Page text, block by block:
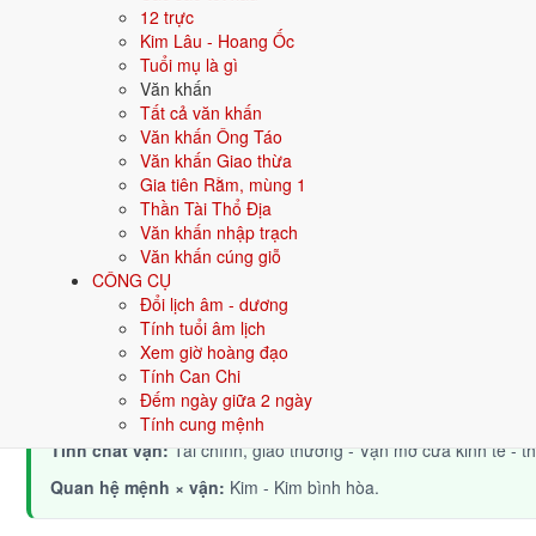
12 trực
Kim Lâu - Hoang Ốc
Tuổi mụ là gì
Văn khấn
Tất cả văn khấn
Văn khấn Ông Táo
Văn khấn Giao thừa
Gia tiên Rằm, mùng 1
Thần Tài Thổ Địa
Văn khấn nhập trạch
Văn khấn cúng giỗ
CÔNG CỤ
Đổi lịch âm - dương
Tính tuổi âm lịch
Xem giờ hoàng đạo
Tính Can Chi
Đếm ngày giữa 2 ngày
Tính cung mệnh
Ý nghĩa nạp âm Kiếm Phong Kim
Người sinh năm1992mang nạp âm
Tượng trưng cho kim loại, sự cứng cáp, sắc bén, kỷ luật. Người
Tìm hiểu chi tiết nạp âm Kiếm Phong Kim: màu hợp, hướng tốt,
Quan hệ Can × Chi (Kim sinh Thủy):
Điểm mạnh:May mắn, được nâng đỡ, dễ thành công nhờ thiên
Điểm cần lưu ý:Có thể bị phụ thuộc hoặc ỷ lại khi quá nhiều
Bối cảnh vận khí khi sinh năm 1992
Người sinh năm1992rơi vào
bản mệnh, tiềm năng phát huy mạnh trong thời đại của tài chính,
Tính chất vận: Tài chính, giao thương - Vận mở cửa kinh tế -
Quan hệ mệnh × vận: Kim - Kim bình hòa.